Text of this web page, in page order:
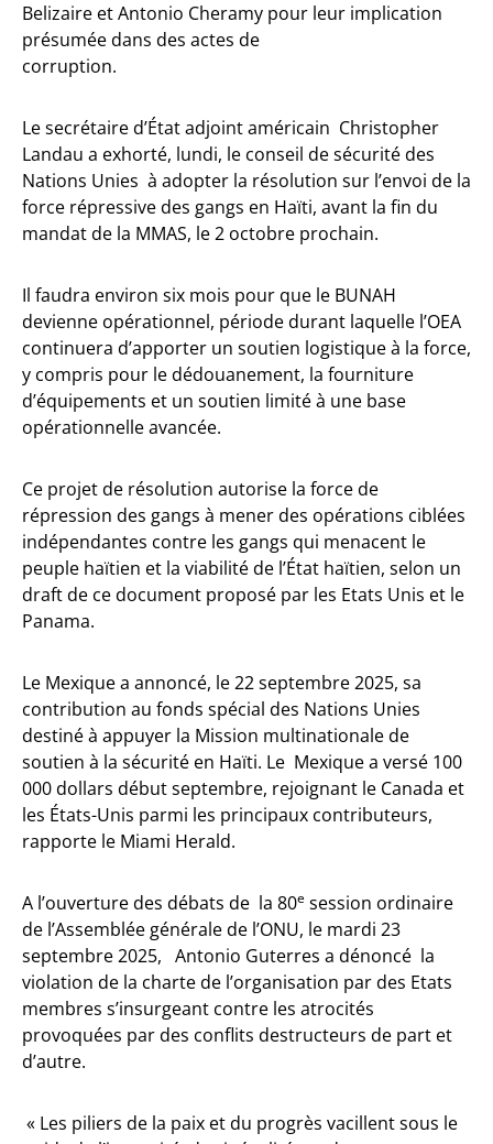
Belizaire et Antonio Cheramy pour leur implication
présumée dans des actes de
corruption.
Le secrétaire d’État adjoint américain Christopher
Landau a exhorté, lundi, le conseil de sécurité des
Nations Unies à adopter la résolution sur l’envoi de la
force répressive des gangs en Haïti, avant la fin du
mandat de la MMAS, le 2 octobre prochain.
Il faudra environ six mois pour que le BUNAH
devienne opérationnel, période durant laquelle l’OEA
continuera d’apporter un soutien logistique à la force,
y compris pour le dédouanement, la fourniture
d’équipements et un soutien limité à une base
opérationnelle avancée.
Ce projet de résolution autorise la force de
répression des gangs à mener des opérations ciblées
indépendantes contre les gangs qui menacent le
peuple haïtien et la viabilité de l’État haïtien, selon un
draft de ce document proposé par les Etats Unis et le
Panama.
Le Mexique a annoncé, le 22 septembre 2025, sa
contribution au fonds spécial des Nations Unies
destiné à appuyer la Mission multinationale de
soutien à la sécurité en Haïti. Le Mexique a versé 100
000 dollars début septembre, rejoignant le Canada et
les États-Unis parmi les principaux contributeurs,
rapporte le Miami Herald.
A l’ouverture des débats de la 80e session ordinaire
de l’Assemblée générale de l’ONU, le mardi 23
septembre 2025, Antonio Guterres a dénoncé la
violation de la charte de l’organisation par des Etats
membres s’insurgeant contre les atrocités
provoquées par des conflits destructeurs de part et
d’autre.
« Les piliers de la paix et du progrès vacillent sous le